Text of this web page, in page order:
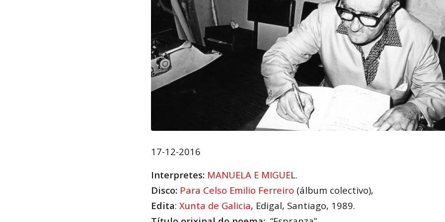
17-12-2016
Interpretes: MANUELA E MIGUEL.
Disco: Para Celso Emilio Ferreiro (álbum colectivo),
Edita: Xunta de Galicia, Edigal, Santiago, 1989.